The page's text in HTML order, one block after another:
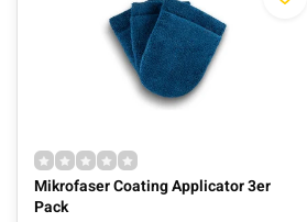
Mikrofaser Coating Applicator 3er
Pack